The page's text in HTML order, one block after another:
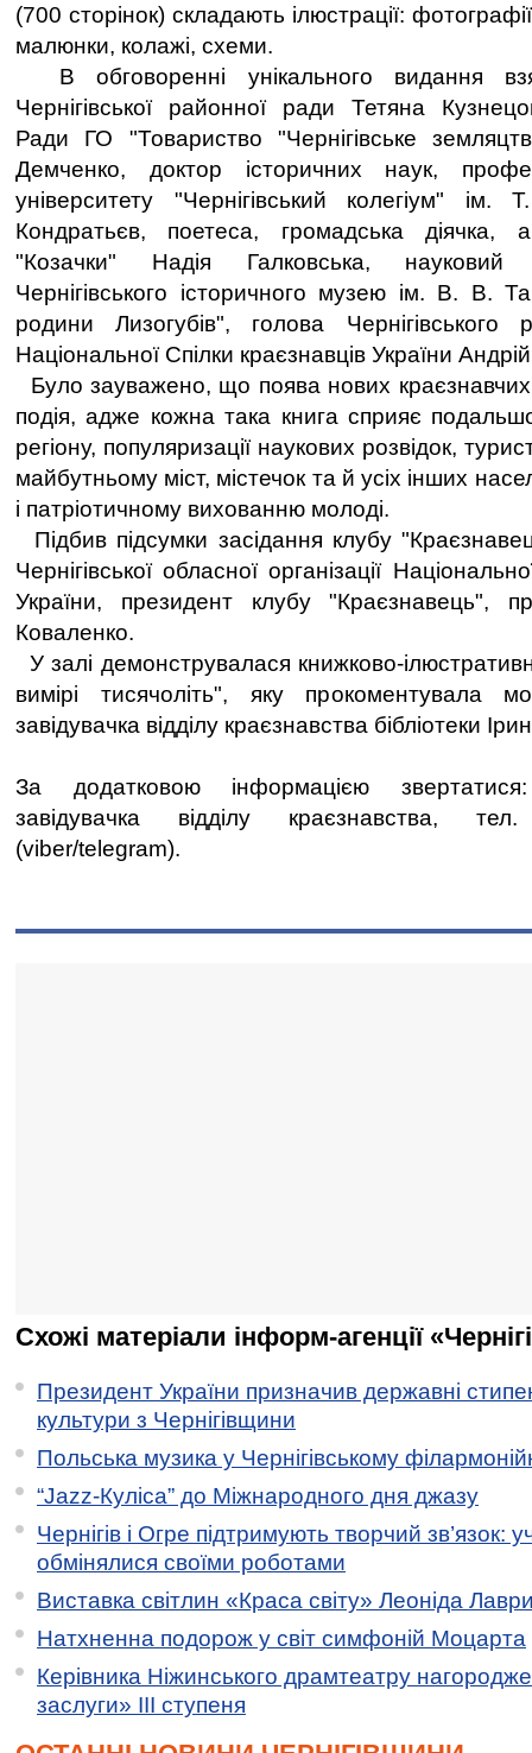
(700 сторінок) складають ілюстрації:
малюнки, колажі, схеми.
В обговоренні унікального видання
Чернігівської районної ради Тетяна
Ради ГО "Товариство "Чернігівське
Демченко, доктор історичних наук,
університету "Чернігівський колегіум"
Кондратьєв, поетеса, громадська діячка,
"Козачки" Надія Галковська, науковий
Чернігівського історичного музею ім. В. В.
родини Лизогубів", голова Чернігівського
Національної Спілки краєзнавців України
Було зауважено, що поява нових
подія, адже кожна така книга сприяє
регіону, популяризації наукових розвідок,
майбутньому міст, містечок та й усіх інших
і патріотичному вихованню молоді.
Підбив підсумки засідання клубу
Чернігівської обласної організації
України, президент клубу "Краєзнавець",
Коваленко.
У залі демонструвалася книжково-
вимірі тисячоліть", яку прокоментувала
завідувачка відділу краєзнавства бібліотеки
За додатковою інформацією
завідувачка відділу краєзнавства,
(viber/telegram).
Схожі матеріали інформ-агенції
Президент України призначив державні
культури з Чернігівщини
Польська музика у Чернігівському
“Jazz-Куліса” до Міжнародного дня джазу
Чернігів і Огре підтримують творчий зв’язок:
обмінялися своїми роботами
Виставка світлин «Краса світу» Леоніда
Натхненна подорож у світ симфоній Моцарта
Керівника Ніжинського драмтеатру
заслуги» ІІІ ступеня